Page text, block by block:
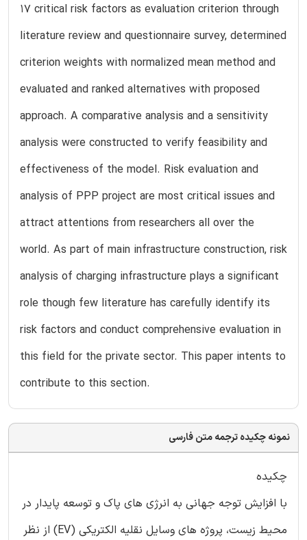
17 critical risk factors as evaluation criterion through
literature review and questionnaire survey, determined
criterion weights with normalized mean method and
evaluated and ranked alternatives with proposed
approach. A comparative analysis and a sensitivity
analysis were constructed to verify feasibility and
effectiveness of the model. Risk evaluation and
analysis of PPP project are most critical issues and
attract attentions from researchers all over the
world. As part of main infrastructure construction, risk
analysis of charging infrastructure plays a significant
role though few literature has carefully identify its
risk factors and conduct comprehensive evaluation in
this field for the private sector. This paper intents to
contribute to this section.
نمونه چکیده ترجمه متن فارسی
چکیده
با افزایش توجه جهانی به انرژی های پاک و توسعه پایدار در
محیط زیست، پروژه های وسایل نقلیه الکتریکی (EV) از نظر